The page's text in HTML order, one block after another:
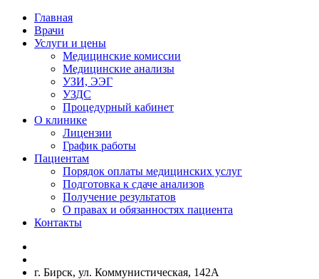
Главная
Врачи
Услуги и цены
Медицинские комиссии
Медицинские анализы
УЗИ, ЭЭГ
УЗДС
Процедурный кабинет
О клинике
Лицензии
График работы
Пациентам
Порядок оплаты медицинских услуг
Подготовка к сдаче анализов
Получение результатов
О правах и обязанностях пациента
Контакты
г. Бирск, ул. Коммунистическая, 142А